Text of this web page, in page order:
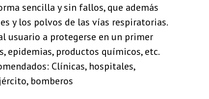
sencilla y sin fallos, que además
y los polvos de las vías respiratorias.
usuario a protegerse en un primer
epidemias, productos químicos, etc.
Clínicas, hospitales,
bomberos